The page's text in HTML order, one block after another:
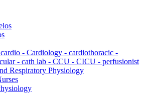
- Cardiology - cardiothoracic -
- cath lab - CCU - CICU - perfusionist
Respiratory Physiology